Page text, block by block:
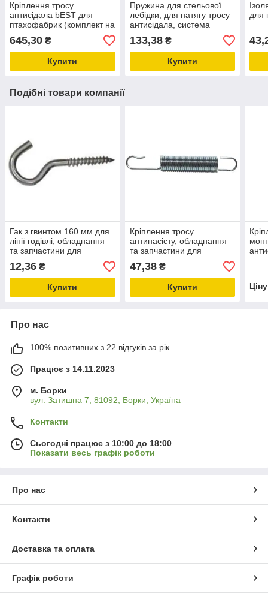
Кріплення тросу
антисідала bEST для
птахофабрик (комплект на
1 лінію)
645,30 ₴
Купити
Пружина для стельової
лебідки, для натягу тросу
антисідала, система
годування для птахівників
133,38₴
Купити
для
Подібні товари компанії
Гак з гвинтом 160 мм для
лінії годівлі, обладнання
та запчастини для
12,36 ₴
Купити
Кріплення тросу
антинасісту, обладнання
та запчастини для
47,38₴
Купити
Про нас
100% позитивних з 22 відгуків за рік
Працює з 14.11.2023
м. Борки
вул. Затишна 7, 81092, Борки, Україна
Контакти
Сьогодні працює з 10:00 до 18:00
Показати весь графік роботи
Про нас
Контакти
Доставка та оплата
Графік роботи